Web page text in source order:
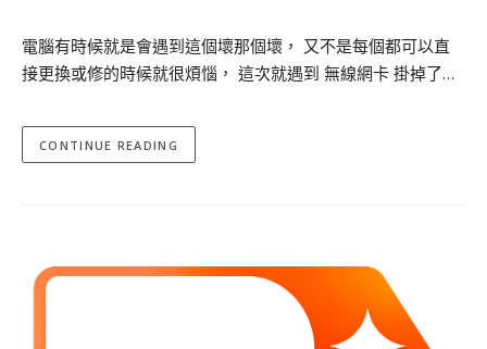
電腦有時候就是會遇到這個壞那個壞， 又不是每個都可以直
接更換或修的時候就很煩惱， 這次就遇到 無線網卡 掛掉了…
CONTINUE READING